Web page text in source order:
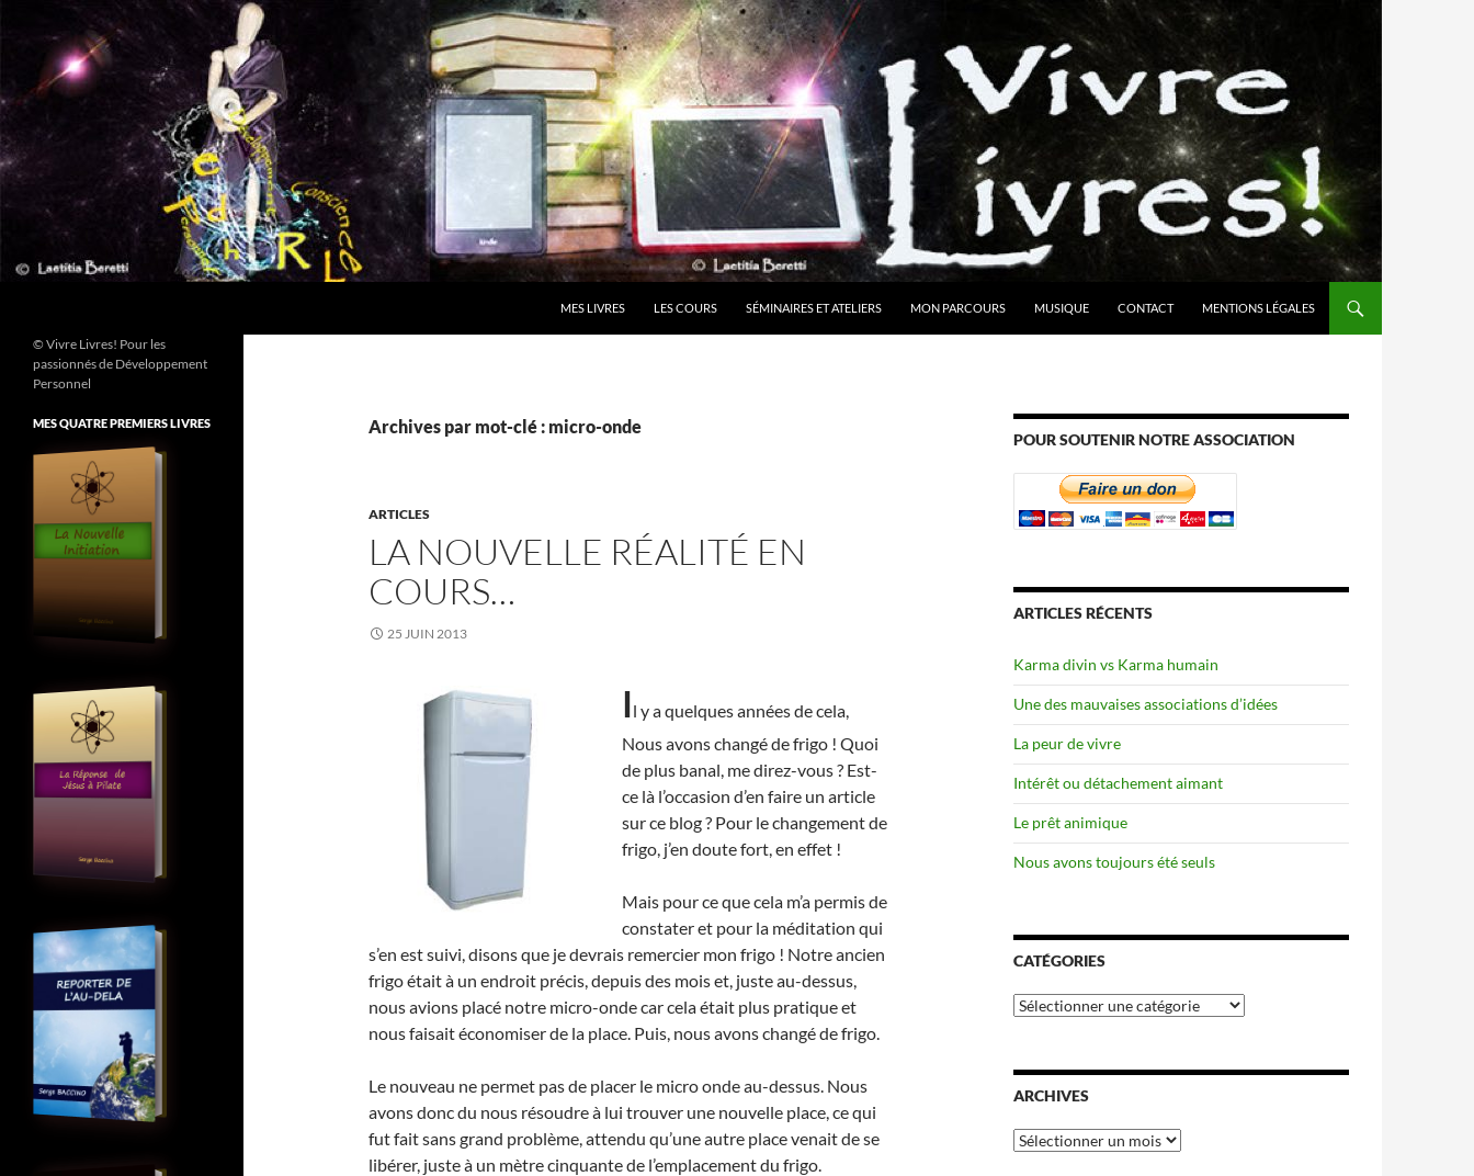
contenu
MES LIVRES LES COURS SÉMINAIRES ET ATELIERS MON PARCOURS MUSIQUE CONTACT MENTIONS LÉGALES
Archives par mot-clé : micro-onde
ARTICLES
LA NOUVELLE RÉALITÉ EN
COURS…
25 JUIN 2013
Il y a quelques années de cela,
Nous avons changé de frigo ! Quoi
de plus banal, me direz-vous ? Est-
ce là l’occasion d’en faire un article
sur ce blog ? Pour le changement de
frigo, j’en doute fort, en effet !
Mais pour ce que cela m’a permis de
constater et pour la méditation qui
s’en est suivi, disons que je devrais remercier mon frigo ! Notre ancien
frigo était à un endroit précis, depuis des mois et, juste au-dessus,
nous avions placé notre micro-onde car cela était plus pratique et
nous faisait économiser de la place. Puis, nous avons changé de frigo.
Le nouveau ne permet pas de placer le micro onde au-dessus. Nous
avons donc du nous résoudre à lui trouver une nouvelle place, ce qui
fut fait sans grand problème, attendu qu’une autre place venait de se
libérer, juste à un mètre cinquante de l’emplacement du frigo.
POUR SOUTENIR NOTRE ASSOCIATION
ARTICLES RÉCENTS
Karma divin vs Karma humain
Une des mauvaises associations d’idées
La peur de vivre
Intérêt ou détachement aimant
Le prêt animique
Nous avons toujours été seuls
CATÉGORIES
Catégories
ARCHIVES
Archives
© Vivre Livres! Pour les
passionnés de Développement
Personnel
MES QUATRE PREMIERS LIVRES